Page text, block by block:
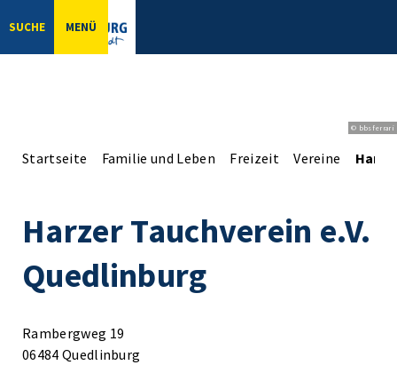
SUCHE MENÜ
© bbsferrari
Startseite Familie und Leben Freizeit Vereine
Harzer Tauchverein e.V.
Quedlinburg
Rambergweg 19
06484 Quedlinburg